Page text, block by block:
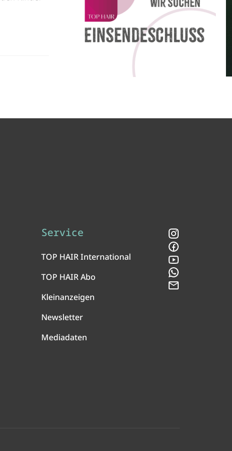
Service
TOP HAIR International
TOP HAIR Abo
Kleinanzeigen
Newsletter
Mediadaten